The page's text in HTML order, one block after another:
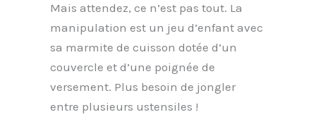
Mais attendez, ce n’est pas tout. La
manipulation est un jeu d’enfant avec
sa marmite de cuisson dotée d’un
couvercle et d’une poignée de
versement. Plus besoin de jongler
entre plusieurs ustensiles !